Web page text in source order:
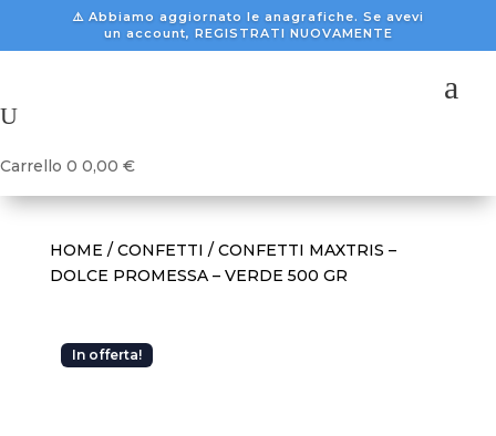
⚠️ Abbiamo aggiornato le anagrafiche. Se avevi
un account, REGISTRATI NUOVAMENTE
a
U
Carrello 0 0,00 €
HOME / CONFETTI / CONFETTI MAXTRIS –
DOLCE PROMESSA – VERDE 500 GR
In offerta!